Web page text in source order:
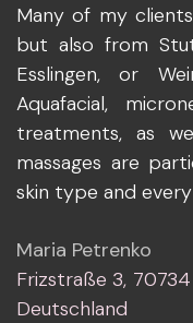
Many of my
but also from
Esslingen, or
Aquafacial,
treatments, as
massages are
skin type and
Maria Petrenko
Frizstraße 3,
Deutschland